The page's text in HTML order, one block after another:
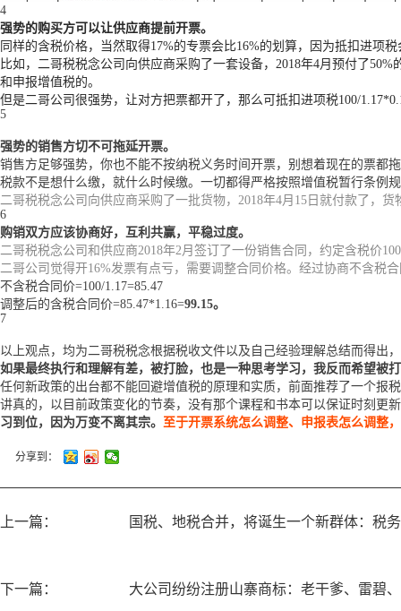
4
强势的购买方可以让供应商提前开票。
同样的含税价格，当然取得17%的专票会比16%的划算，因为抵扣进项税
比如，二哥税税念公司向供应商采购了一套设备，2018年4月预付了
和申报增值税的。
但是二哥公司很强势，让对方把票都开了，那么可抵扣进项税100/
5
强势的销售方切不可拖延开票。
销售方足够强势，你也不能不按纳税义务时间开票，别想着现在的票都
税款不是想什么缴，就什么时候缴。一切都得严格按照增值税暂行条例
二哥税税念公司向供应商采购了一批货物，2018年4月15日就付款了，
6
购销双方应该协商好，互利共赢，平稳过度。
二哥税税念公司和供应商2018年2月签订了一份销售合同，约定含税价
二哥公司觉得开16%发票有点亏，需要调整合同价格。经过协商不含税
不含税合同价=100/1.17=85.47
调整后的含税合同价=85.47*1.16=99.15。
7
以上观点，均为二哥税税念根据税收文件以及自己经验理解总结而得出
如果最终执行和理解有差，被打脸，也是一种思考学习，我反而希望被
任何新政策的出台都不能回避增值税的原理和实质，前面推荐了一个报
讲真的，以目前政策变化的节奏，没有那个课程和书本可以保证时刻更
习到位，因为万变不离其宗。 至于开票系统怎么调整、申报表怎么调整
分享到：
上一篇： 国税、地税合并，将诞生一个新群体：税
下一篇： 大公司纷纷注册山寨商标：老干爹、雷碧